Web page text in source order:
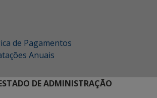
de Pagamentos
Anuais
DE ADMINISTRAÇÃO